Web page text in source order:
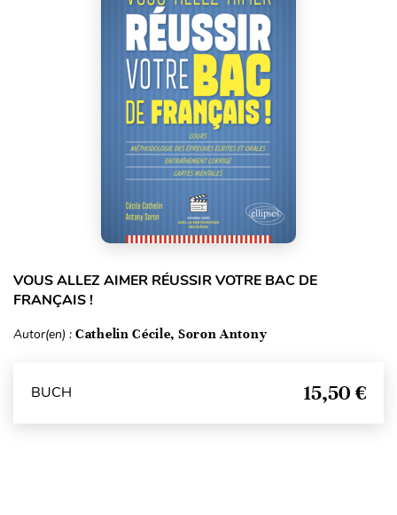
VOUS ALLEZ AIMER RÉUSSIR VOTRE BAC DE
FRANÇAIS !
Autor(en) : Cathelin Cécile, Soron Antony
BUCH 15,50 €